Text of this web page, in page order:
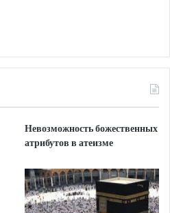
Невозможность божественных
атрибутов в атеизме